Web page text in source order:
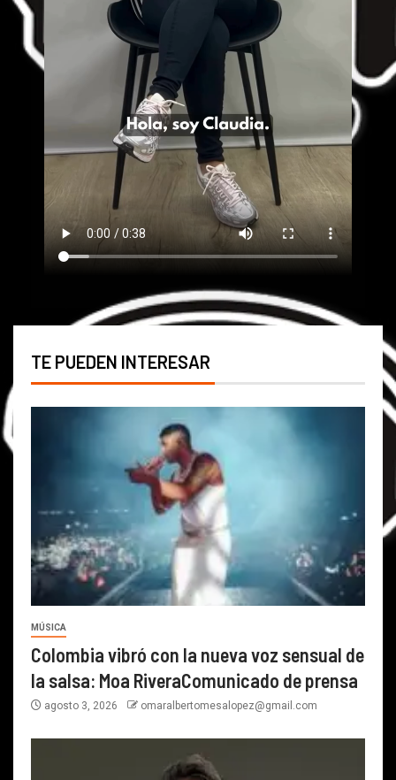
TE PUEDEN INTERESAR
MÚSICA
Colombia vibró con la nueva voz sensual de
la salsa: Moa RiveraComunicado de prensa
agosto 3, 2026 omaralbertomesalopez@gmail.com